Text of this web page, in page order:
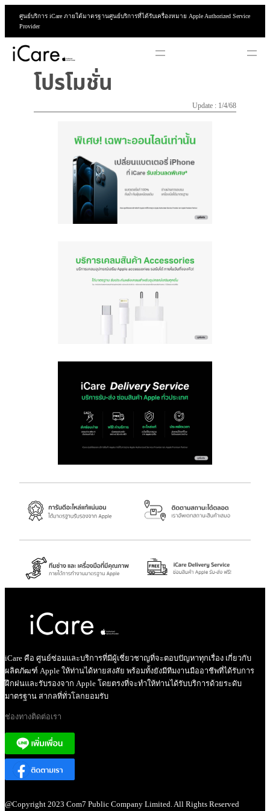
ยัง
เนื้อหา
ศูนย์บริการ iCare ภายใต้มาตรฐานศูนย์บริการที่ได้รับเครื่องหมาย Apple Authorized Service
Provider
โปรโมชั่น
Update : 1/4/68
iCare คือ ศูนย์ซ่อมและบริการที่มีผู้เชี่ยวชาญที่จะตอบปัญหาทุกเรื่อง เกี่ยวกับ
ผลิตภัฒฑ์ Apple ให้ท่านได้หายสงสัย พร้อมทั้งยังมีทีมงานมืออาชีพที่ได้รับการ
ฝึกฝนและรับรองจาก Apple โดยตรงที่จะทำให้ท่านได้รับบริการด้วยระดับ
มาตรฐาน สากลที่ทั่วโลกยอมรับ
ช่องทางติดต่อเรา
@Copyright 2023 Com7 Public Company Limited. All Rights Reserved